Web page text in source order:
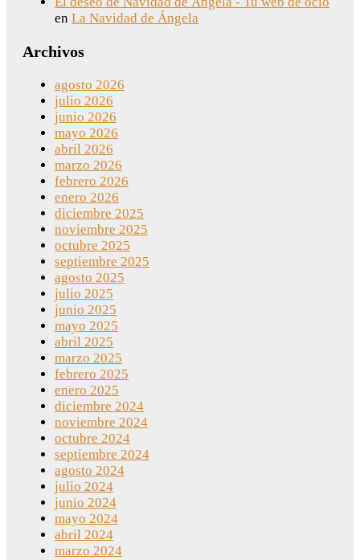
en La Navidad de Ángela
Archivos
agosto 2026
julio 2026
junio 2026
mayo 2026
abril 2026
marzo 2026
febrero 2026
enero 2026
diciembre 2025
noviembre 2025
octubre 2025
septiembre 2025
agosto 2025
julio 2025
junio 2025
mayo 2025
abril 2025
marzo 2025
febrero 2025
enero 2025
diciembre 2024
noviembre 2024
octubre 2024
septiembre 2024
agosto 2024
julio 2024
junio 2024
mayo 2024
abril 2024
marzo 2024